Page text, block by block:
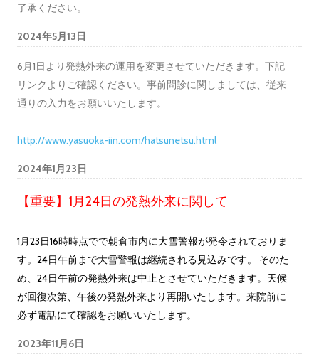
了承ください。
2024年5月13日
6月1日より発熱外来の運用を変更させていただきます。下記
リンクよりご確認ください。事前問診に関しましては、従来
通りの入力をお願いいたします。
http://www.yasuoka-iin.com/hatsunetsu.html
2024年1月23日
【重要】1月24日の発熱外来に関して
1月23日16時時点でで朝倉市内に大雪警報が発令されておりま
す。24日午前まで大雪警報は継続される見込みです。 そのた
め、24日午前の発熱外来は中止とさせていただきます。天候
が回復次第、午後の発熱外来より再開いたします。来院前に
必ず電話にて確認をお願いいたします。
2023年11月6日